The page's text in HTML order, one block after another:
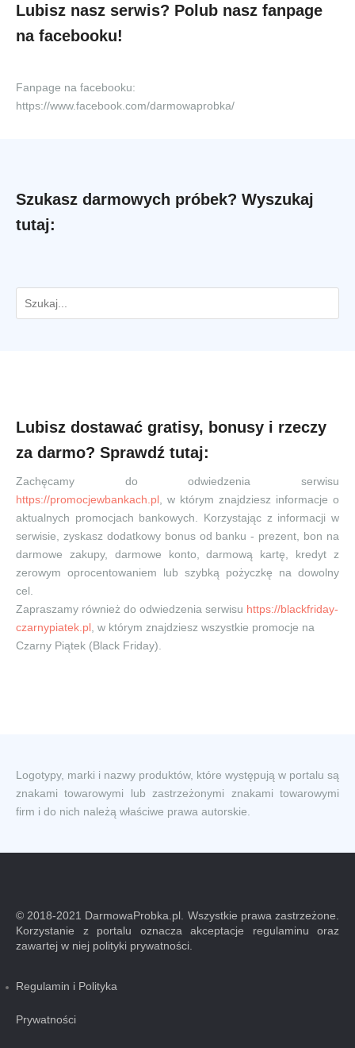
Lubisz nasz serwis? Polub nasz fanpage
na facebooku!
Fanpage na facebooku:
https://www.facebook.com/darmowaprobka/
Szukasz darmowych próbek? Wyszukaj
tutaj:
Lubisz dostawać gratisy, bonusy i rzeczy
za darmo? Sprawdź tutaj:
Zachęcamy do odwiedzenia serwisu
https://promocjewbankach.pl , w którym znajdziesz informacje o
aktualnych promocjach bankowych. Korzystając z informacji w
serwisie, zyskasz dodatkowy bonus od banku - prezent, bon na
darmowe zakupy, darmowe konto, darmową kartę, kredyt z
zerowym oprocentowaniem lub szybką pożyczkę na dowolny
cel.
Zapraszamy również do odwiedzenia serwisu https://blackfriday-
czarnypiatek.pl , w którym znajdziesz wszystkie promocje na
Czarny Piątek (Black Friday).
Logotypy, marki i nazwy produktów, które występują w portalu są
znakami towarowymi lub zastrzeżonymi znakami towarowymi
firm i do nich należą właściwe prawa autorskie.
© 2018-2021 DarmowaProbka.pl. Wszystkie prawa zastrzeżone.
Korzystanie z portalu oznacza akceptacje regulaminu oraz
zawartej w niej polityki prywatności.
Regulamin i Polityka
Prywatności